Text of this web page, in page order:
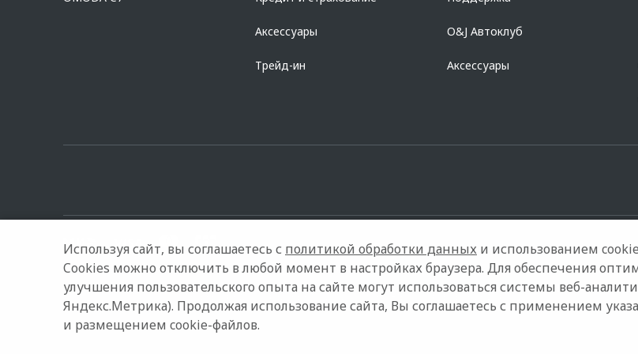
Аксессуары
Трейд-ин
O&J Автоклуб
Аксессуары
© 2026 Автомастер Модельный ряд Архивные модели Контакты Правовая информация
Используя сайт, вы соглашаетесь с политикой обработки данных и использованием
Cookies можно отключить в любой момент в настройках браузера. Для обеспечения
улучшения пользовательского опыта на сайте могут использоваться системы веб-
Яндекс.Метрика). Продолжая использование сайта, Вы соглашаетесь с применением
и размещением cookie-файлов.